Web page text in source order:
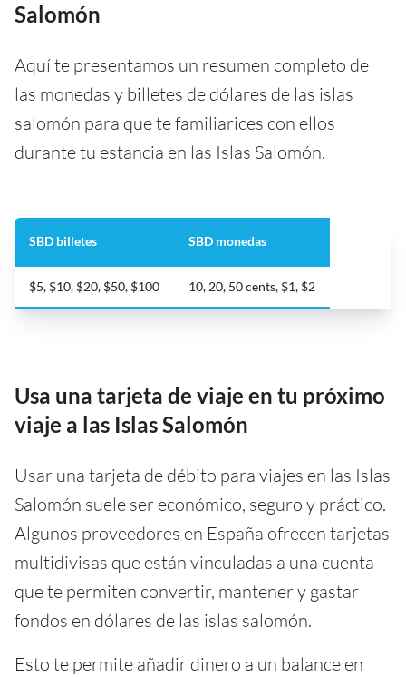
Salomón
Aquí te presentamos un resumen completo de
las monedas y billetes de dólares de las islas
salomón para que te familiarices con ellos
durante tu estancia en las Islas Salomón.
SBD billetes SBD monedas
$5, $10, $20, $50, $100 10, 20, 50 cents, $1, $2
Usa una tarjeta de viaje en tu próximo
viaje a las Islas Salomón
Usar una tarjeta de débito para viajes en las Islas
Salomón suele ser económico, seguro y práctico.
Algunos proveedores en España ofrecen tarjetas
multidivisas que están vinculadas a una cuenta
que te permiten convertir, mantener y gastar
fondos en dólares de las islas salomón.
Esto te permite añadir dinero a un balance en